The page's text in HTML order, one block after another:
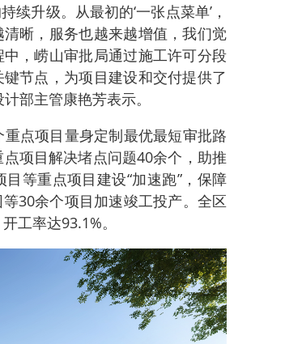
升级。从最初的‘一张点菜单’，
晰，服务也越来越增值，我们觉
，崂山审批局通过施工许可分段
节点，为项目建设和交付提供了
部主管康艳芳表示。
点项目量身定制最优最短审批路
项目解决堵点问题40余个，助推
等重点项目建设“加速跑”，保障
30余个项目加速竣工投产。全区
工率达93.1%。